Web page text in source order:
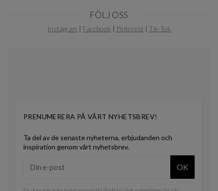
FÖLJ OSS
Instagram | Facebook | Pinterest | Tik-Tok
PRENUMERERA PÅ VÅRT NYHETSBREV!
Ta del av de senaste nyheterna, erbjudanden och
inspiration genom vårt nyhetsbrev.
OK